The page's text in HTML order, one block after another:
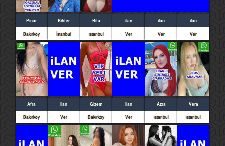
Pınar
Bakırköy
Bihter
İstanbul
Rita
istanbul
ilan
Ver
ilan
Ver
ilan
Ver
Afra
Bakırköy
ilan
Ver
Gizem
Bakırköy
ilan
Ver
Azra
istanbul
Vera
istanbul